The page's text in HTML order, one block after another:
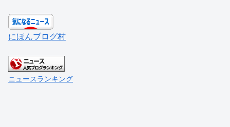
にほんブログ村
ニュースランキング